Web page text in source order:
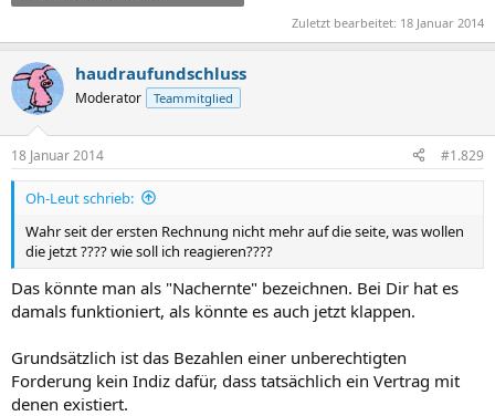
Zuletzt bearbeitet: 18 Januar 2014
haudraufundschluss
Moderator Teammitglied
18 Januar 2014 #1.829
Oh-Leut schrieb:
Wahr seit der ersten Rechnung nicht mehr auf die seite, was wollen
die jetzt ???? wie soll ich reagieren????
Das könnte man als "Nachernte" bezeichnen. Bei Dir hat es
damals funktioniert, als könnte es auch jetzt klappen.
Grundsätzlich ist das Bezahlen einer unberechtigten
Forderung kein Indiz dafür, dass tatsächlich ein Vertrag mit
denen existiert.